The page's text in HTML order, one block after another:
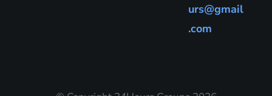
urs@gmail
.com